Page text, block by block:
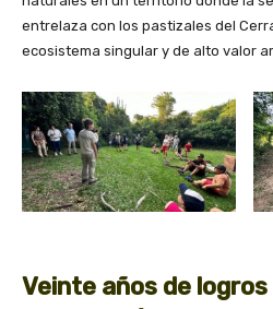
entrelaza con los pastizales del
ecosistema singular y de alto valor
Veinte años de